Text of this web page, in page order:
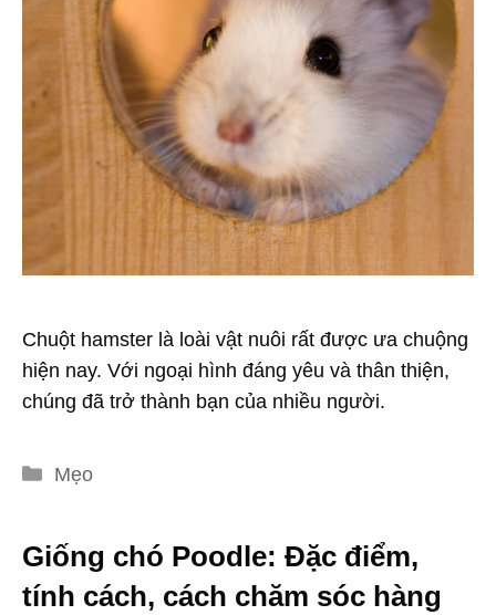
Chuột hamster là loài vật nuôi rất được ưa chuộng
hiện nay. Với ngoại hình đáng yêu và thân thiện,
chúng đã trở thành bạn của nhiều người.
Danh
Mẹo
Giống chó Poodle: Đặc điểm,
tính cách, cách chăm sóc hàng